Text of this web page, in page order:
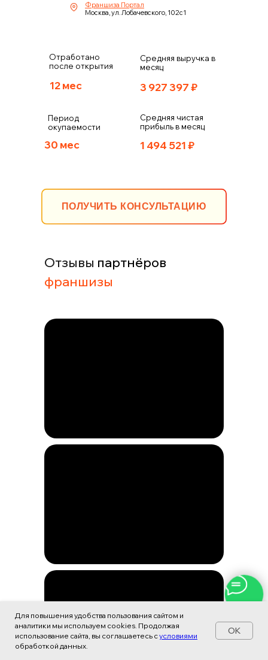
Для повышения удобства пользования сайтом и
аналитики мы используем cookies. Продолжая
использование сайта, вы соглашаетесь сусловиями
обработкой данных.
OK
Франшиза Портал
Москва, ул. Лобачевского, 102с1
12 мес
30 мес
Отработано
после открытия
Период
окупаемости
3 927 397₽
Средняя чистая
прибыль в месяц
Средняя выручка в
месяц
1 494 521₽
ПОЛУЧИТЬ КОНСУЛЬТАЦИЮ
Отзывы партнёров
франшизы